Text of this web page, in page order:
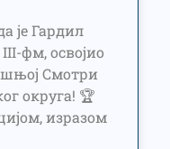
је Гардил
фм, освојио
Смотри
округа! 🏆
изразом